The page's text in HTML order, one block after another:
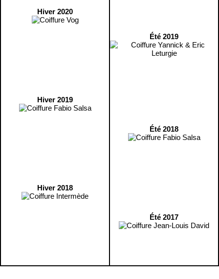
Hiver 2020
Hiver 2019
Hiver 2018
Été 2019
Été 2018
Été 2017